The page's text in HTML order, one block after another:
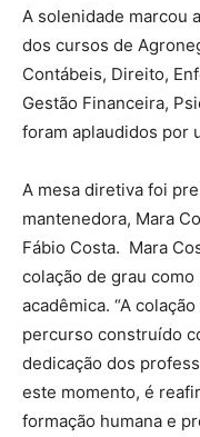
A solenidade marcou
dos cursos de
Contábeis, Direito,
Gestão Financeira,
foram aplaudidos por
A mesa diretiva foi
mantenedora, Mara
Fábio Costa. Mara
colação de grau
acadêmica. “A
percurso construído
dedicação dos
este momento, é
formação humana e